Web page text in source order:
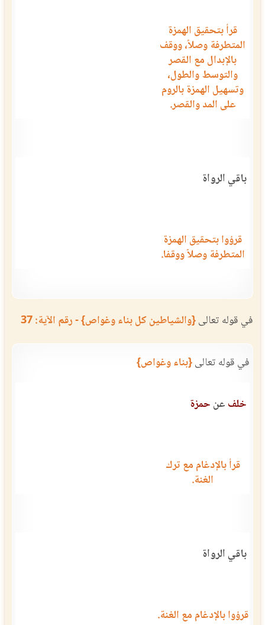
قرأ بتحقيق الهمزة
المتطرفة وصلاً، ووقف
بالإبدال مع القصر
والتوسط والطول،
وتسهيل الهمزة بالروم
على المد والقصر.
باقي الرواة
قرؤوا بتحقيق الهمزة
المتطرفة وصلاً ووقفا.
في قوله تعالى{والشياطين كل بناء وغواص} - رقم الآية: 37
في قوله تعالى{بناء وغواص}
خلف عن حمزة
قرأ بالإدغام مع ترك
الغنة.
باقي الرواة
قرؤوا بالإدغام مع الغنة.